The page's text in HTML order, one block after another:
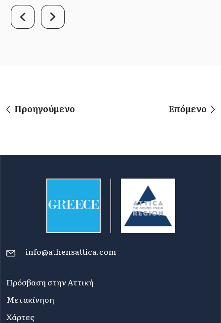
Προηγούμενο Επόμενο
info@athensattica.com
Πρόσβαση στην Αττική
Μετακίνηση
Χάρτες